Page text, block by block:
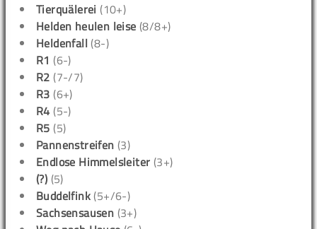
Tierquälerei (10+)
Helden heulen leise (8/8+)
Heldenfall (8-)
R1 (6-)
R2 (7-/7)
R3 (6+)
R4 (5-)
R5 (5)
Pannenstreifen (3)
Endlose Himmelsleiter (3+)
(?) (5)
Buddelfink (5+/6-)
Sachsensausen (3+)